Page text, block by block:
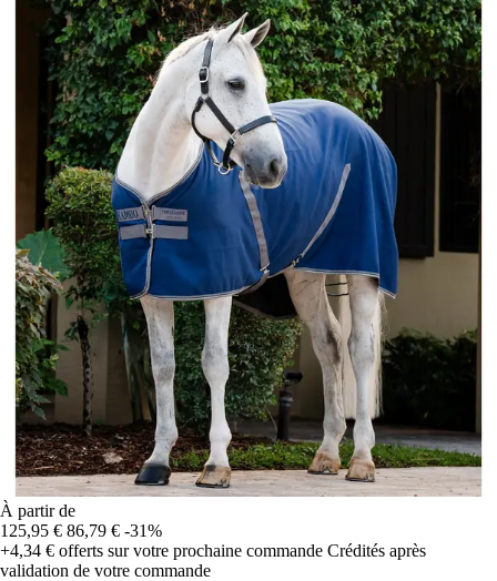
À partir de
125,95 € 86,79 € -31%
+4,34 € offerts sur votre prochaine commande Crédités après
validation de votre commande